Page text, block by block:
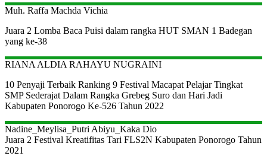
Muh. Raffa Machda Vichia
Juara 2 Lomba Baca Puisi dalam rangka HUT SMAN 1 Badegan
yang ke-38
RIANA ALDIA RAHAYU NUGRAINI
10 Penyaji Terbaik Ranking 9 Festival Macapat Pelajar Tingkat
SMP Sederajat Dalam Rangka Grebeg Suro dan Hari Jadi
Kabupaten Ponorogo Ke-526 Tahun 2022
Nadine_Meylisa_Putri Abiyu_Kaka Dio
Juara 2 Festival Kreatifitas Tari FLS2N Kabupaten Ponorogo Tahun
2021